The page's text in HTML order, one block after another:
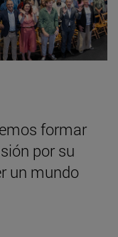
formar
por su
un mundo